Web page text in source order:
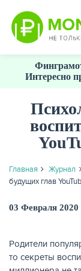
основному
содержанию
Интересно
Главная Журнал
будущих глав
03 Февраля 2020
Родители
то секреты